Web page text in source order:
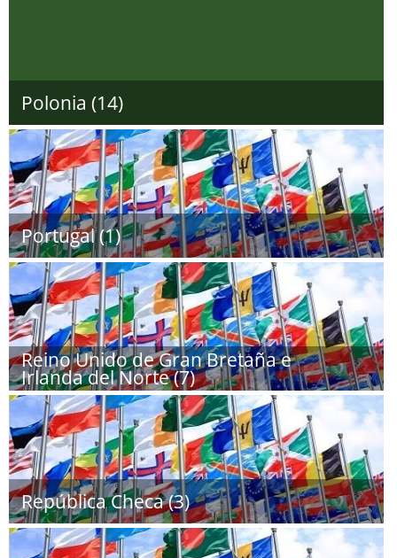
Polonia (14)
Portugal (1)
Reino Unido de Gran Bretaña e
Irlanda del Norte (7)
República Checa (3)